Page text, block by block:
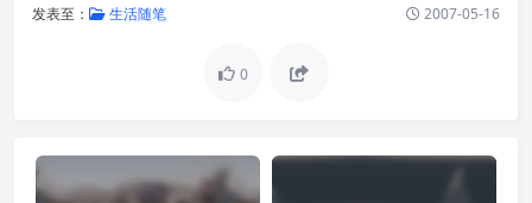
发表至： 生活随笔 2007-05-16
0